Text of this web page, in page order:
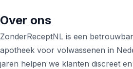
Over ons
ZonderReceptNL is een
apotheek voor volwassenen in
jaren helpen we klanten discreet